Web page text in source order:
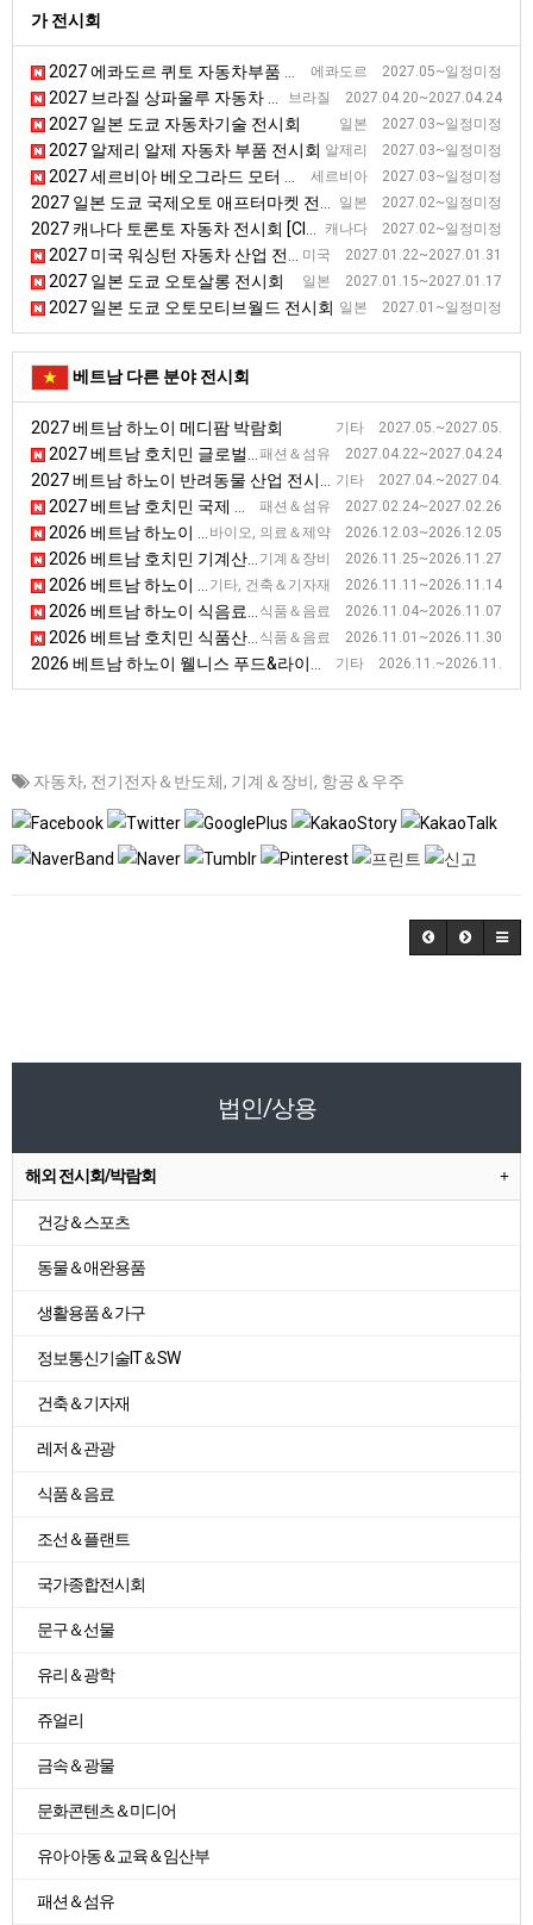
가 전시회
에콰도르 2027.05~일정미정
2027 에콰도르 퀴토 자동차부품 전시회 [EXPOMEC]
브라질 2027.04.20~2027.04.24
2027 브라질 상파울루 자동차 부품, 장비 및 서비스 전시회 [Autoparts]
일본 2027.03~일정미정
2027 일본 도쿄 자동차기술 전시회
알제리 2027.03~일정미정
2027 알제리 알제 자동차 부품 전시회
세르비아 2027.03~일정미정
2027 세르비아 베오그라드 모터 전시회
일본 2027.02~일정미정
2027 일본 도쿄 국제오토 애프터마켓 전시회 [IAAE]
캐나다 2027.02~일정미정
2027 캐나다 토론토 자동차 전시회 [CIAS]
미국 2027.01.22~2027.01.31
2027 미국 워싱턴 자동차 산업 전시회 [Washington Auto Show]
일본 2027.01.15~2027.01.17
2027 일본 도쿄 오토살롱 전시회
일본 2027.01~일정미정
2027 일본 도쿄 오토모티브월드 전시회
베트남 다른 분야 전시회
기타 2027.05.~2027.05.
2027 베트남 하노이 메디팜 박람회
패션＆섬유 2027.04.22~2027.04.24
2027 베트남 호치민 글로벌 소싱페어 전시회
기타 2027.04.~2027.04.
2027 베트남 하노이 반려동물 산업 전시회
패션＆섬유 2027.02.24~2027.02.26
2027 베트남 호치민 국제 의류, 섬유 및 섬유 기술 무역 전시회
바이오, 의료＆제약 2026.12.03~2026.12.05
2026 베트남 하노이 의료·병원 및 제약 전시회
기계＆장비 2026.11.25~2026.11.27
2026 베트남 호치민 기계산업 전시회(VINAMAC) [VINAMAC EXPO]
기타, 건축＆기자재 2026.11.11~2026.11.14
2026 베트남 하노이 제4차 건축자재 전시회 [ VIETBUILD HANOI 2026 - Phase IV]
식품＆음료 2026.11.04~2026.11.07
2026 베트남 하노이 식음료 및 식품 가공기기 전시회
식품＆음료 2026.11.01~2026.11.30
2026 베트남 호치민 식품산업 박람회 [Vietnam Foodexpo]
기타 2026.11.~2026.11.
2026 베트남 하노이 웰니스 푸드&라이프스타일 박람회
자동차, 전기전자＆반도체, 기계＆장비, 항공＆우주
법인/상용
해외 전시회/박람회
건강＆스포츠
동물＆애완용품
생활용품＆가구
정보통신기술IT＆SW
건축＆기자재
레저＆관광
식품＆음료
조선＆플랜트
국가종합전시회
문구＆선물
유리＆광학
쥬얼리
금속＆광물
문화콘텐츠＆미디어
유아·아동＆교육＆임산부
패션＆섬유